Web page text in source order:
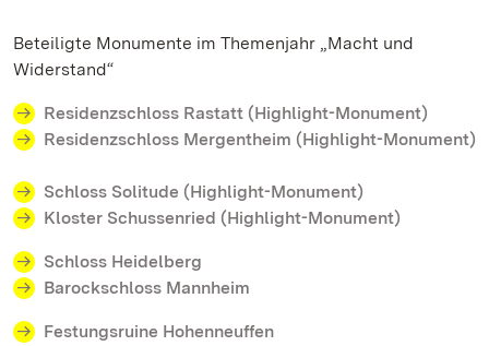
Beteiligte Monumente im Themenjahr „Macht und
Widerstand“
Residenzschloss Rastatt (Highlight-Monument)
Residenzschloss Mergentheim (Highlight-Monument)
Schloss Solitude (Highlight-Monument)
Kloster Schussenried (Highlight-Monument)
Schloss Heidelberg
Barockschloss Mannheim
Festungsruine Hohenneuffen